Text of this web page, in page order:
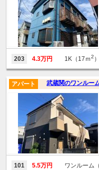
203 4.3万円 1K（17ｍ2 ）
武蔵関のワンルー
アパート
101 5.5万円 ワンルーム